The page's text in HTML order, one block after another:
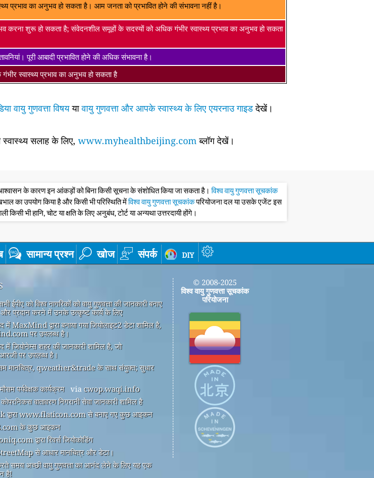
प्रभाव का अनुभव हो सकता है। आम जनता को प्रभावित होने की संभावना नहीं है।
करना शुरू हो सकता है; संवेदनशील समूहों के सदस्यों को अधिक गंभीर स्वास्थ्य प्रभाव का अनुभव हो सकता
पूरी आबादी प्रभावित होने की अधिक संभावना है।
स्वास्थ्य प्रभाव का अनुभव हो सकता है
वायु गुणवत्ता विषययावायु गुणवत्ता और आपके स्वास्थ्य के लिए एयरनाउ गाइडदेखें।
स्वास्थ्य सलाह के लिए, www.myhealthbeijing.comब्लॉग देखें।
के कारण इन आंकड़ों को बिना किसी सूचना के संशोधित किया जा सकता है।विश्व वायु गुणवत्ता सूचकांक
का उपयोग किया है और किसी भी परिस्थिति मेंविश्व वायु गुणवत्ता सूचकांकपरियोजना दल या उसके एजेंट इस
किसी भी हानि, चोट या क्षति के लिए अनुबंध, टोर्ट या अन्यथा उत्तरदायी होंगे।
सामान्य प्रश्न खोज संपर्क diy
ईपीए को विश्व नागरिकों को वायु गुणवत्ता की जानकारी बनाए
प्रदान करने में उनके उत्कृष्ट कार्य के लिए
में MaxMind द्वारा बनाया गया जियोलाइट2 डेटा शामिल है,
पर उपलब्ध है।
में जियोनेम्स शहर की जानकारी शामिल है, जो
पर उपलब्ध है।
मानचित्र, qweather&trade के साथ संयुक्त; सुधार
पर्यवेक्षक कार्यक्रम via cwop.waqi.info
वातावरण निगरानी सेवा जानकारी शामिल है
द्वारा www.flaticon.com से बनाए गए कुछ आइकन
के कुछ आइकन
द्वारा रिवर्स जियोकोडिंग
से आधार मानचित्र और डेटा।
समय अच्छी वायु गुणवत्ता का आनंद लेने के लिए यह एक
है!
© 2008-2025
विश्व वायु गुणवत्ता सूचकांक
परियोजना